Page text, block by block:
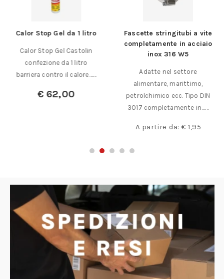
Calor Stop Gel da 1 litro
Calor Stop Gel Castolin
confezione da 1 litro
barriera contro il calore……
€62,00
Fascette stringitubi a vite
completamente in acciaio
inox 316 W5
Adatte nel settore
alimentare, marittimo,
petrolchimico ecc. Tipo DIN
3017 completamente in……
A partire da: € 1,95